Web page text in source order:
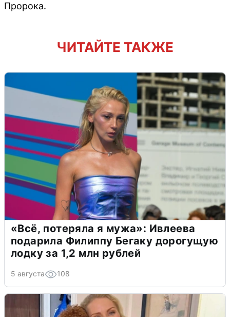
Пророка.
ЧИТАЙТЕ ТАКЖЕ
«Всё, потеряла я мужа»: Ивлеева
подарила Филиппу Бегаку дорогущую
лодку за 1,2 млн рублей
5 августа 108